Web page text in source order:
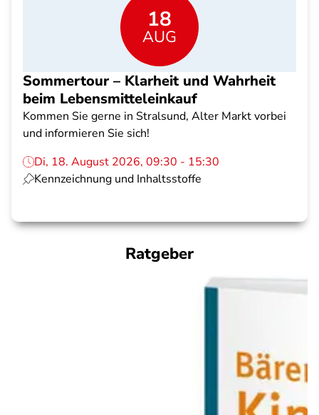
18
AUG
Sommertour – Klarheit und Wahrheit
beim Lebensmitteleinkauf
Kommen Sie gerne in Stralsund, Alter Markt vorbei
und informieren Sie sich!
Di, 18. August 2026, 09:30 - 15:30
Kennzeichnung und Inhaltsstoffe
Ratgeber